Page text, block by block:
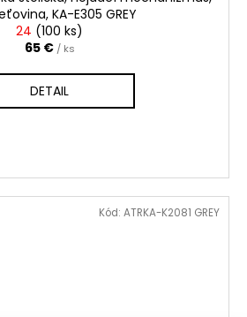
KA-E305 GREY
24 (100 ks)
65 € / ks
DETAIL
Kód: ATRKA-K2081 GREY